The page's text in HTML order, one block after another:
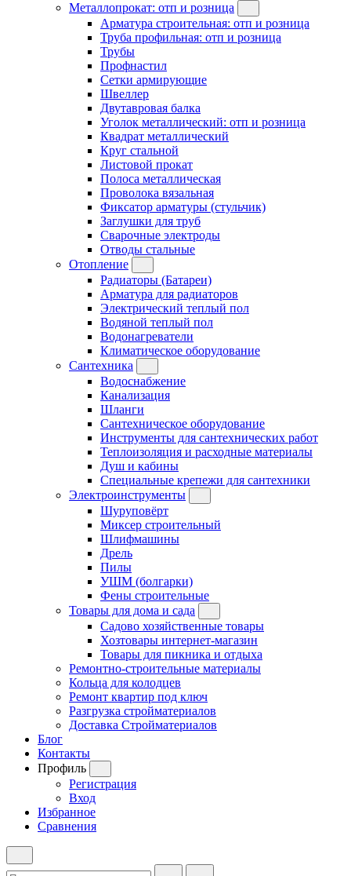
Металлопрокат: отп и розница
Арматура строительная: отп и розница
Труба профильная: отп и розница
Трубы
Профнастил
Сетки армирующие
Швеллер
Двутавровая балка
Уголок металлический: отп и розница
Квадрат металлический
Круг стальной
Листовой прокат
Полоса металлическая
Проволока вязальная
Фиксатор арматуры (стульчик)
Заглушки для труб
Сварочные электроды
Отводы стальные
Отопление
Радиаторы (Батареи)
Арматура для радиаторов
Электрический теплый пол
Водяной теплый пол
Водонагреватели
Климатическое оборудование
Сантехника
Водоснабжение
Канализация
Шланги
Сантехническое оборудование
Инструменты для сантехнических работ
Теплоизоляция и расходные материалы
Душ и кабины
Специальные крепежи для сантехники
Электроинструменты
Шуруповёрт
Миксер строительный
Шлифмашины
Дрель
Пилы
УШМ (болгарки)
Фены строительные
Товары для дома и сада
Садово хозяйственные товары
Хозтовары интернет-магазин
Товары для пикника и отдыха
Ремонтно-строительные материалы
Кольца для колодцев
Ремонт квартир под ключ
Разгрузка стройматериалов
Доставка Стройматериалов
Блог
Контакты
Профиль
Регистрация
Вход
Избранное
Сравнения